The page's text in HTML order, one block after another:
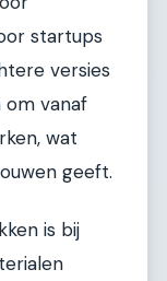
startups
versies
om vanaf
wat
geeft.
is bij